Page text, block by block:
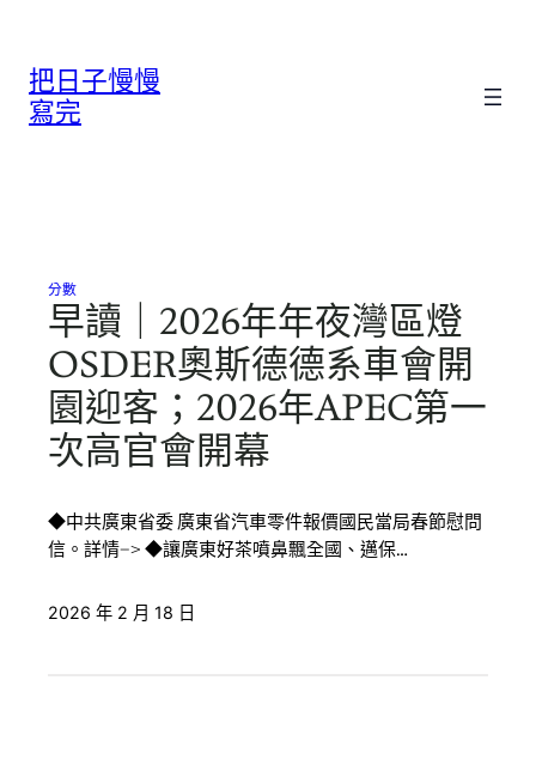
把日子慢慢
寫完
分數
早讀｜2026年年夜灣區燈
OSDER奧斯德德系車會開
園迎客；2026年APEC第一
次高官會開幕
◆中共廣東省委 廣東省汽車零件報價國民當局春節慰問
信。詳情–> ◆讓廣東好茶噴鼻飄全國、邁保…
2026 年 2 月 18 日